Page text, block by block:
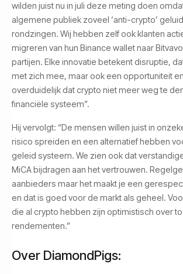
wilden juist nu in juli deze meting doen
algemene publiek zoveel ‘anti-crypto’
rondzingen. Wij hebben zelf ook klanten
migreren van hun Binance wallet naar
partijen. Elke innovatie betekent disruptie,
met zich mee, maar ook een opportuniteit
overduidelijk dat crypto niet meer weg te
financiële systeem”.
Hij vervolgt: “De mensen willen juist in
risico spreiden en een alternatief hebben
geleid systeem. We zien ook dat
MiCA bijdragen aan het vertrouwen.
aanbieders maar het maakt je een
en dat is goed voor de markt als geheel.
die al crypto hebben zijn optimistisch over
rendementen.”
Over DiamondPigs: